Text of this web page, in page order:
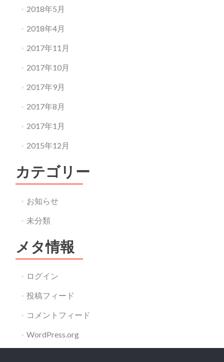
2018年5月
2018年4月
2017年11月
2017年10月
2017年9月
2017年8月
2017年1月
2015年12月
カテゴリー
お知らせ
未分類
メタ情報
ログイン
投稿フィード
コメントフィード
WordPress.org